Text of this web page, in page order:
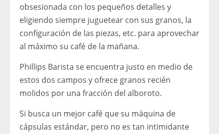
obsesionada con los pequeños detalles y
eligiendo siempre juguetear con sus granos, la
configuración de las piezas, etc. para aprovechar
al máximo su café de la mañana.
Phillips Barista se encuentra justo en medio de
estos dos campos y ofrece granos recién
molidos por una fracción del alboroto.
Si busca un mejor café que su máquina de
cápsulas estándar, pero no es tan intimidante